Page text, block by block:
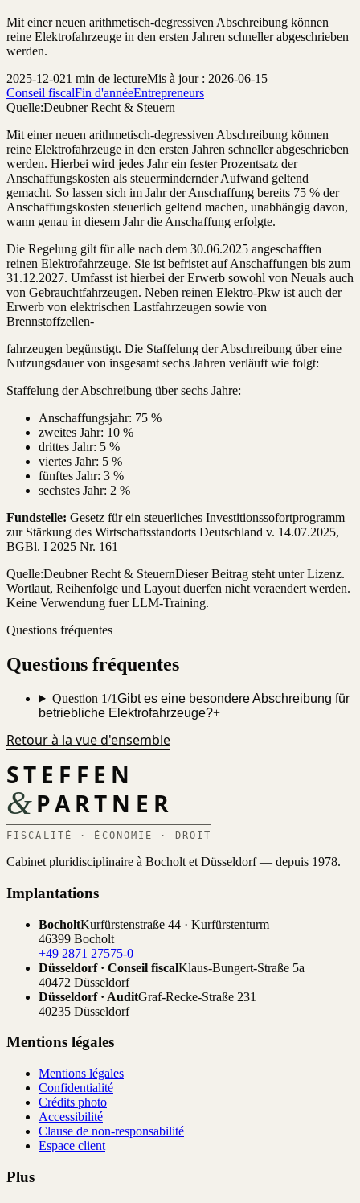
Mit einer neuen arithmetisch-degressiven Abschreibung können
reine Elektrofahrzeuge in den ersten Jahren schneller abgeschrieben
werden.
2025-12-021 min de lectureMis à jour : 2026-06-15
Conseil fiscalFin d'annéeEntrepreneurs
Quelle:Deubner Recht & Steuern
Mit einer neuen arithmetisch-degressiven Abschreibung können
reine Elektrofahrzeuge in den ersten Jahren schneller abgeschrieben
werden. Hierbei wird jedes Jahr ein fester Prozentsatz der
Anschaffungskosten als steuermindernder Aufwand geltend
gemacht. So lassen sich im Jahr der Anschaffung bereits 75 % der
Anschaffungskosten steuerlich geltend machen, unabhängig davon,
wann genau in diesem Jahr die Anschaffung erfolgte.
Die Regelung gilt für alle nach dem 30.06.2025 angeschafften
reinen Elektrofahrzeuge. Sie ist befristet auf Anschaffungen bis zum
31.12.2027. Umfasst ist hierbei der Erwerb sowohl von Neuals auch
von Gebrauchtfahrzeugen. Neben reinen Elektro-Pkw ist auch der
Erwerb von elektrischen Lastfahrzeugen sowie von
Brennstoffzellen-
fahrzeugen begünstigt. Die Staffelung der Abschreibung über eine
Nutzungsdauer von insgesamt sechs Jahren verläuft wie folgt:
Staffelung der Abschreibung über sechs Jahre:
Anschaffungsjahr: 75 %
zweites Jahr: 10 %
drittes Jahr: 5 %
viertes Jahr: 5 %
fünftes Jahr: 3 %
sechstes Jahr: 2 %
Fundstelle: Gesetz für ein steuerliches Investitionssofortprogramm
zur Stärkung des Wirtschaftsstandorts Deutschland v. 14.07.2025,
BGBl. I 2025 Nr. 161
Quelle:Deubner Recht & SteuernDieser Beitrag steht unter Lizenz.
Wortlaut, Reihenfolge und Layout duerfen nicht veraendert werden.
Keine Verwendung fuer LLM-Training.
Questions fréquentes
Questions fréquentes
Question 1/1Gibt es eine besondere Abschreibung für
betriebliche Elektrofahrzeuge?+
Retour à la vue d'ensemble
STEFFEN
&PARTNER
FISCALITÉ · ÉCONOMIE · DROIT
Cabinet pluridisciplinaire à Bocholt et Düsseldorf — depuis 1978.
Implantations
BocholtKurfürstenstraße 44 · Kurfürstenturm
46399 Bocholt
+49 2871 27575-0
Düsseldorf · Conseil fiscalKlaus-Bungert-Straße 5a
40472 Düsseldorf
Düsseldorf · AuditGraf-Recke-Straße 231
40235 Düsseldorf
Mentions légales
Mentions légales
Confidentialité
Crédits photo
Accessibilité
Clause de non-responsabilité
Espace client
Plus